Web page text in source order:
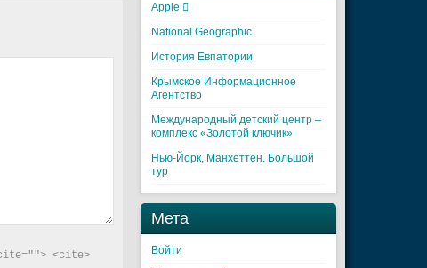
<cite>
Apple 
National Geographic
История Евпатории
Крымское Информационное
Агентство
Международный детский центр –
комплекс «Золотой ключик»
Нью-Йорк, Манхеттен. Большой
тур
Мета
Войти